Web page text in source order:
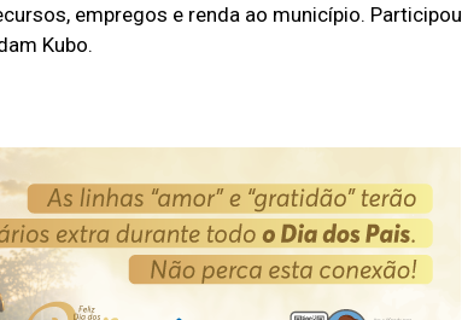
empregos e renda ao município. Participou
Kubo.